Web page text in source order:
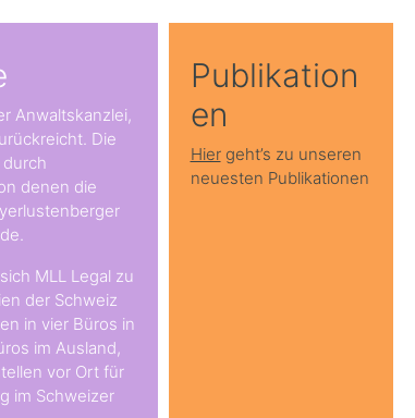
Anwaltskanzlei,
Die
denen die
MLL Legal zu
der Schweiz
in vier Büros in
im Ausland,
vor Ort für
im Schweizer
Publikation
en
Hiergeht’s zu unseren
neuesten Publikationen